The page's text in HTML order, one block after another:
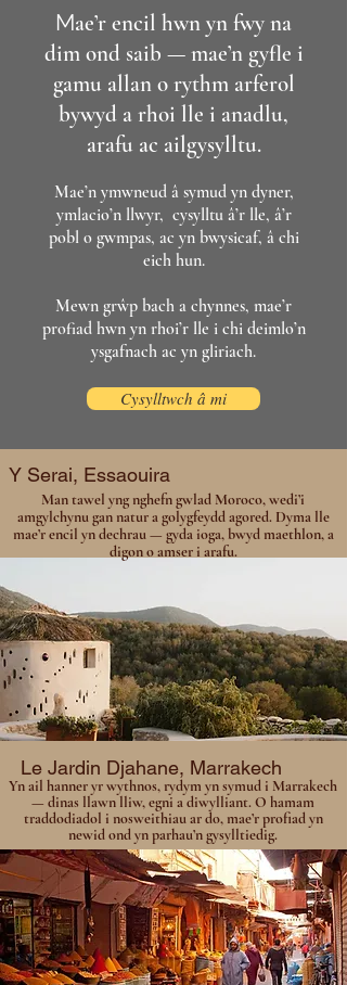
Mae’r encil hwn yn fwy na
dim ond saib — mae’n gyfle i
gamu allan o rythm arferol
bywyd a rhoi lle i anadlu,
arafu ac ailgysylltu.
Mae’n ymwneud â symud yn dyner,
ymlacio’n llwyr, cysylltu â’r lle, â’r
pobl o gwmpas, ac yn bwysicaf, â chi
eich hun.
Mewn grŵp bach a chynnes, mae’r
profiad hwn yn rhoi’r lle i chi deimlo’n
ysgafnach ac yn gliriach.
Cysylltwch â mi
Y Serai, Essaouira
Man tawel yng nghefn gwlad Moroco, wedi’i
amgylchynu gan natur a golygfeydd agored. Dyma lle
mae’r encil yn dechrau — gyda ioga, bwyd maethlon, a
digon o amser i arafu.
Yn ail hanner yr wythnos, rydym yn symud i Marrakech
— dinas llawn lliw, egni a diwylliant. O hamam
traddodiadol i nosweithiau ar do, mae’r profiad yn
newid ond yn parhau’n gysylltiedig.
Le Jardin Djahane, Marrakech